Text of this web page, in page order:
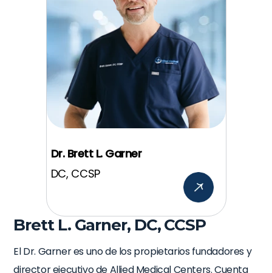
Dr. Brett L. Garner
DC, CCSP
Brett L. Garner, DC, CCSP
El Dr. Garner es uno de los propietarios fundadores y
director ejecutivo de Allied Medical Centers. Cuenta